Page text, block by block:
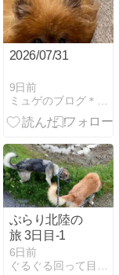
2026/07/31
9日前
ぶらり北陸の
旅 3日目-1
6日前